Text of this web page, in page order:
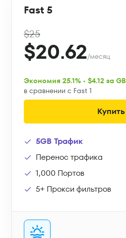
Fast 5
$25
$20.62/месяц
Экономия 25.1% • $4.12 за GB
в сравнении с Fast 1
Купить
5GB Трафик
Перенос трафика
1,000 Портов
5+ Прокси фильтров